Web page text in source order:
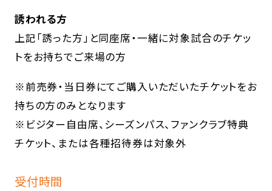
誘われる方
上記「誘った方」と同座席・一緒に対象試合のチケッ
トをお持ちでご来場の方
※前売券・当日券にてご購入いただいたチケットをお
持ちの方のみとなります
※ビジター自由席、シーズンパス、ファンクラブ特典
チケット、または各種招待券は対象外
受付時間